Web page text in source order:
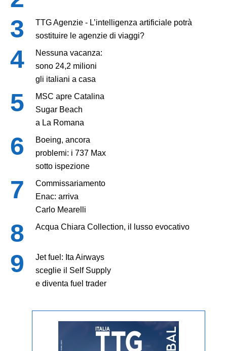
TTG Agenzie - L’intelligenza artificiale potrà
sostituire le agenzie di viaggi?
Nessuna vacanza:
sono 24,2 milioni
gli italiani a casa
MSC apre Catalina
Sugar Beach
a La Romana
Boeing, ancora
problemi: i 737 Max
sotto ispezione
Commissariamento
Enac: arriva
Carlo Mearelli
Acqua Chiara Collection, il lusso evocativo
Jet fuel: Ita Airways
sceglie il Self Supply
e diventa fuel trader